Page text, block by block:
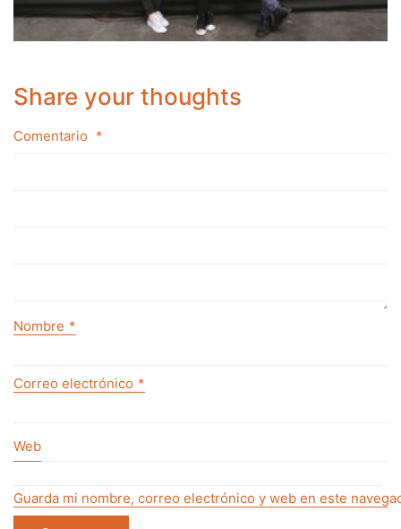
Share your thoughts
Comentario *
Nombre *
Correo electrónico *
Web
Guarda mi nombre, correo electrónico y web en este